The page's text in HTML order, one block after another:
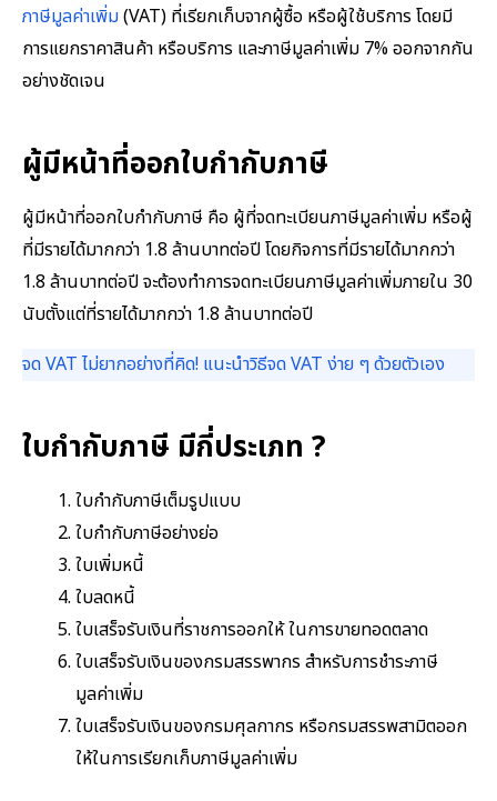
ภาษีมูลค่าเพิ่ม(VAT) ที่เรียกเก็บจากผู้ซื้อ หรือผู้ใช้บริการ โดยมี
การแยกราคาสินค้า หรือบริการ และภาษีมูลค่าเพิ่ม 7% ออกจากกัน
อย่างชัดเจน
ผู้มีหน้าที่ออกใบกำกับภาษี
ผู้มีหน้าที่ออกใบกำกับภาษี คือ ผู้ที่จดทะเบียนภาษีมูลค่าเพิ่ม หรือผู้
ที่มีรายได้มากกว่า 1.8 ล้านบาทต่อปี โดยกิจการที่มีรายได้มากกว่า
1.8 ล้านบาทต่อปี จะต้องทำการจดทะเบียนภาษีมูลค่าเพิ่มภายใน 30
นับตั้งแต่ที่รายได้มากกว่า 1.8 ล้านบาทต่อปี
จด VAT ไม่ยากอย่างที่คิด! แนะนำวิธีจด VAT ง่าย ๆ ด้วยตัวเอง
ใบกำกับภาษี มีกี่ประเภท ?
ใบกำกับภาษีเต็มรูปแบบ
ใบกำกับภาษีอย่างย่อ
ใบเพิ่มหนี้
ใบลดหนี้
ใบเสร็จรับเงินที่ราชการออกให้ ในการขายทอดตลาด
ใบเสร็จรับเงินของกรมสรรพากร สำหรับการชำระภาษี
มูลค่าเพิ่ม
ใบเสร็จรับเงินของกรมศุลกากร หรือกรมสรรพสามิตออก
ให้ในการเรียกเก็บภาษีมูลค่าเพิ่ม